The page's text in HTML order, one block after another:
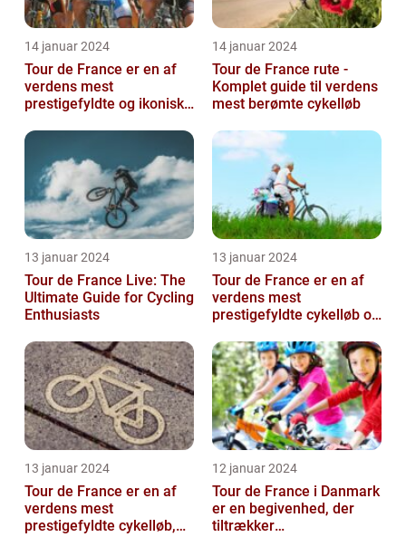
14 januar 2024
Tour de France er en af
verdens mest
prestigefyldte og ikoniske
millioner a...
14 januar 2024
Tour de France rute -
Komplet guide til verdens
mest berømte cykelløb
13 januar 2024
Tour de France Live: The
Ultimate Guide for Cycling
Enthusiasts
13 januar 2024
Tour de France er en af
verdens mest
prestigefyldte cykelløb og
begivenhed siden ...
13 januar 2024
Tour de France er en af
verdens mest
prestigefyldte cykelløb,
12 januar 2024
Tour de France i Danmark
er en begivenhed, der
tiltrækker